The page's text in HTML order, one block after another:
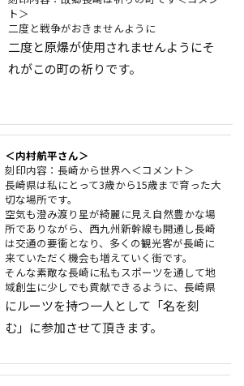
ト＞
二度と戦争がおきませんように
二度と原爆が使用されませんようにそ
れがこの町の祈りです。
＜内村航平さん＞
刻印内容：長崎から世界へ＜コメント＞
長崎県は私にとって3歳から15歳まで育った大
切な場所です。
空気も澄み渡り星が綺麗に見え自然豊かな場
所でありながら、西九州新幹線も開通し長崎
は交通の要衝となり、多くの観光客が長崎に
来ていただく機会も増えていく街です。
そんな素敵な長崎に私もスポーツを通して地
域創生に少しでも貢献できるように、長崎県
にルーツを持つ一人として「名を刻
む」に参加させて頂きます。